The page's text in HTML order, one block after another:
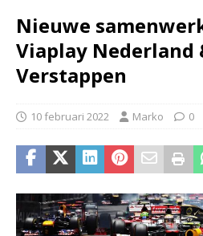
Nieuwe
Viaplay Nederland
Verstappen
10 februari 2022 Marko 0